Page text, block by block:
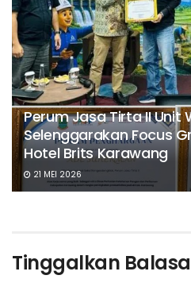
Perum Jasa Tirta II Unit
Selenggarakan Focus
Hotel Brits Karawang
21 MEI 2026
Tinggalkan